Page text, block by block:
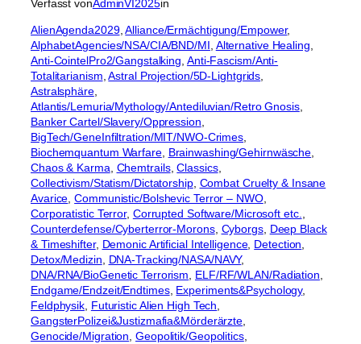
Verfasst vonAdminVI2025in
AlienAgenda2029, Alliance/Ermächtigung/Empower
AlphabetAgencies/NSA/CIA/BND/MI Alternative Healing
Anti-CointelPro2/Gangstalking Anti-Fascism/Anti-
Totalitarianism , Astral Projection/5D-Lightgrids
Astralsphäre
Atlantis/Lemuria/Mythology/Antediluvian/Retro Gnosis
Banker Cartel/Slavery/Oppression
BigTech/GeneInfiltration/MIT/NWO-Crimes
Biochemquantum Warfare, Brainwashing/Gehirnwäsche
Chaos & Karma Chemtrails, Classics
Collectivism/Statism/Dictatorship, Combat Cruelty & Insane
Avarice , Communistic/Bolshevic Terror – NWO
Corporatistic Terror, Corrupted Software/Microsoft etc.
Counterdefense/Cyberterror-Morons, Cyborgs, Deep Black
& Timeshifter, Demonic Artificial Intelligence, Detection
Detox/Medizin
DNA-Tracking/NASA/NAVY
DNA/RNA/BioGenetic Terrorism
ELF/RF/WLAN/Radiation
Endgame/Endzeit/Endtimes, Experiments&Psychology
Feldphysik Futuristic Alien High Tech
GangsterPolizei&Justizmafia&Mörderärzte
Genocide/Migration , Geopolitik/Geopolitics